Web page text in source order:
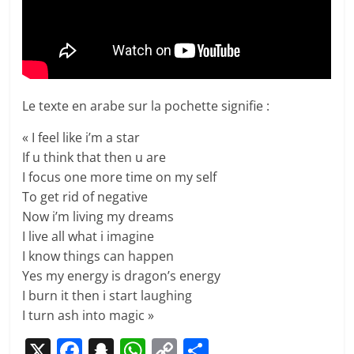
Le texte en arabe sur la pochette signifie :
« I feel like i’m a star
If u think that then u are
I focus one more time on my self
To get rid of negative
Now i’m living my dreams
I live all what i imagine
I know things can happen
Yes my energy is dragon’s energy
I burn it then i start laughing
I turn ash into magic »